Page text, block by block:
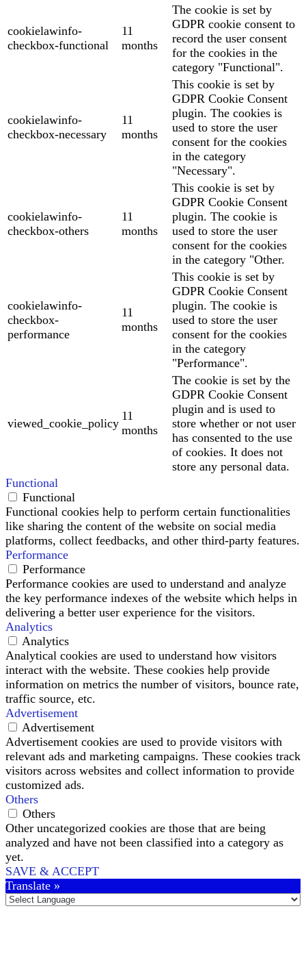
cookielawinfo-
checkbox-functional
11
months
The cookie is set by
GDPR cookie consent to
record the user consent
for the cookies in the
category "Functional".
cookielawinfo-
checkbox-necessary
11
months
This cookie is set by
GDPR Cookie Consent
plugin. The cookies is
used to store the user
consent for the cookies
in the category
"Necessary".
cookielawinfo-
checkbox-others
11
months
This cookie is set by
GDPR Cookie Consent
plugin. The cookie is
used to store the user
consent for the cookies
in the category "Other.
cookielawinfo-
checkbox-
performance
11
months
This cookie is set by
GDPR Cookie Consent
plugin. The cookie is
used to store the user
consent for the cookies
in the category
"Performance".
viewed_cookie_policy
11
months
The cookie is set by the
GDPR Cookie Consent
plugin and is used to
store whether or not user
has consented to the use
of cookies. It does not
store any personal data.
Functional
Functional
Functional cookies help to perform certain functionalities
like sharing the content of the website on social media
platforms, collect feedbacks, and other third-party features.
Performance
Performance
Performance cookies are used to understand and analyze
the key performance indexes of the website which helps in
delivering a better user experience for the visitors.
Analytics
Analytics
Analytical cookies are used to understand how visitors
interact with the website. These cookies help provide
information on metrics the number of visitors, bounce rate,
traffic source, etc.
Advertisement
Advertisement
Advertisement cookies are used to provide visitors with
relevant ads and marketing campaigns. These cookies track
visitors across websites and collect information to provide
customized ads.
Others
Others
Other uncategorized cookies are those that are being
analyzed and have not been classified into a category as
yet.
SAVE & ACCEPT
Translate »